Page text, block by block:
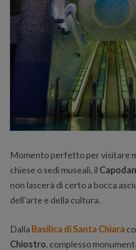
Momento perfetto per visitare
chiese o sedi museali, il
non lascerà di certo a bocca
dell’arte e della cultura.
Dalla Basilica di Santa Chiara
Chiostro, complesso